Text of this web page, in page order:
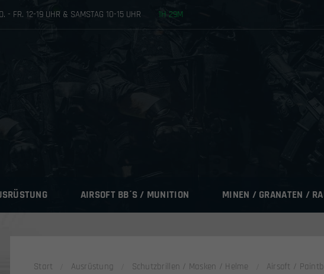
- FR. 12-19 UHR & SAMSTAG 10-15 UHR 1H 29M
AIRSOFT BB´S / MUNITION MINEN / GRANATEN /
Start Ausrüstung Schutzbrillen / Masken / Helme Airsoft /